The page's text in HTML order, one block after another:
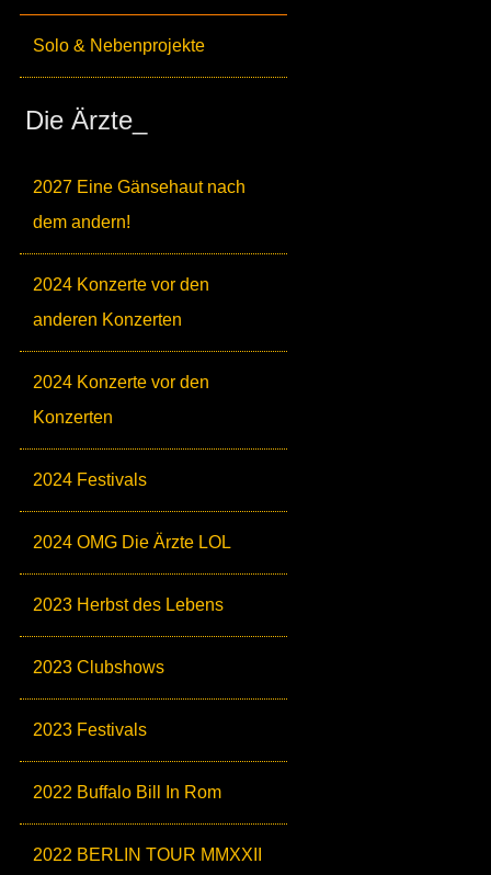
Solo & Nebenprojekte
Die Ärzte_
2027 Eine Gänsehaut nach
dem andern!
2024 Konzerte vor den
anderen Konzerten
2024 Konzerte vor den
Konzerten
2024 Festivals
2024 OMG Die Ärzte LOL
2023 Herbst des Lebens
2023 Clubshows
2023 Festivals
2022 Buffalo Bill In Rom
2022 BERLIN TOUR MMXXII